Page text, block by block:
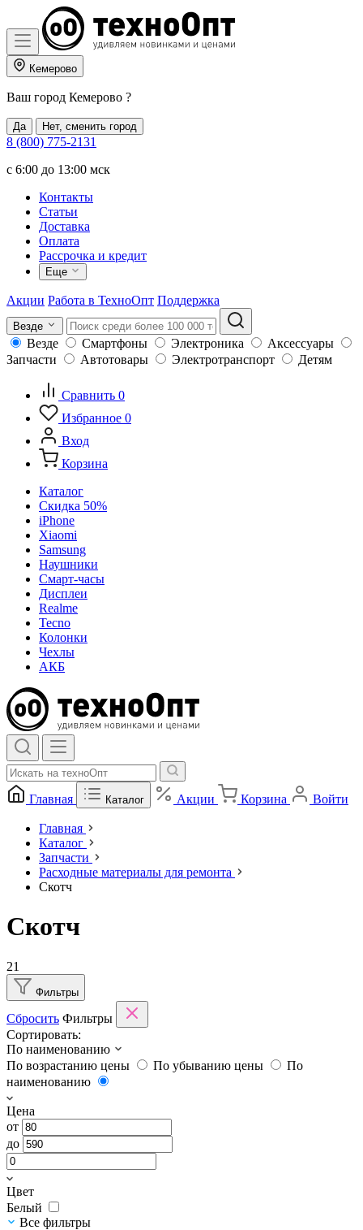
Кемерово
Ваш город Кемерово ?
Да Нет, сменить город
8 (800) 775-2131
c 6:00 до 13:00 мск
Контакты
Статьи
Доставка
Оплата
Рассрочка и кредит
Еще
Акции Работа в ТехноОпт Поддержка
Везде
Везде Смартфоны Электроника
Аксессуары
Запчасти
Автотовары Электротранспорт Детям
Сравнить 0
Избранное 0
Вход
Корзина
Каталог
Скидка 50%
iPhone
Xiaomi
Samsung
Наушники
Смарт-часы
Дисплеи
Realme
Tecno
Колонки
Чехлы
АКБ
Главная Каталог Акции Корзина Войти
Главная
Каталог
Запчасти
Расходные материалы для ремонта
Скотч
Скотч
21
Фильтры
Сбросить Фильтры
Сортировать:
По наименованию
По возрастанию цены
По убыванию цены
По
наименованию
Цена
от
до
Цвет
Белый
Все фильтры